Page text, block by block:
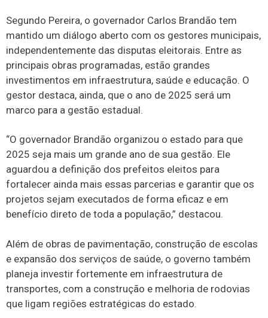
Segundo Pereira, o governador Carlos Brandão tem
mantido um diálogo aberto com os gestores municipais,
independentemente das disputas eleitorais. Entre as
principais obras programadas, estão grandes
investimentos em infraestrutura, saúde e educação. O
gestor destaca, ainda, que o ano de 2025 será um
marco para a gestão estadual.
“O governador Brandão organizou o estado para que
2025 seja mais um grande ano de sua gestão. Ele
aguardou a definição dos prefeitos eleitos para
fortalecer ainda mais essas parcerias e garantir que os
projetos sejam executados de forma eficaz e em
benefício direto de toda a população,” destacou.
Além de obras de pavimentação, construção de escolas
e expansão dos serviços de saúde, o governo também
planeja investir fortemente em infraestrutura de
transportes, com a construção e melhoria de rodovias
que ligam regiões estratégicas do estado.